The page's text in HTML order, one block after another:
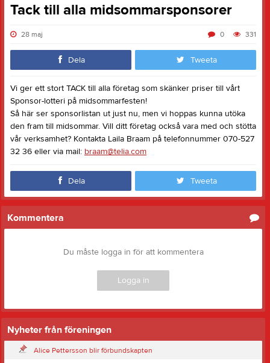
Tack till alla midsommarsponsorer
28 maj 331
0
Dela Tweeta
Vi ger ett stort TACK till alla företag som skänker priser till vårt
Sponsor-lotteri på midsommarfesten!
Så här ser sponsorlistan ut just nu, men vi hoppas kunna utöka
den fram till midsommar. Vill ditt företag också vara med och stötta
vår verksamhet? Kontakta Laila Braam på telefonnummer 070-527
32 36 eller via mail: braam@telia.com
Dela Tweeta
Kommentera
Du måste logga in för att kommentera
Logga in
Nyheter från föreningen
Alice Pettersson blir förbundskapten